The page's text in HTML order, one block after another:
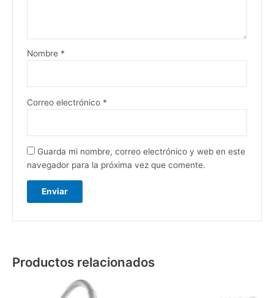
Nombre *
Correo electrónico *
Guarda mi nombre, correo electrónico y web en este
navegador para la próxima vez que comente.
Productos relacionados